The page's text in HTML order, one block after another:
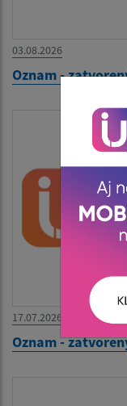
03.08.2026
Oznam -
17.07.2026
Oznam -